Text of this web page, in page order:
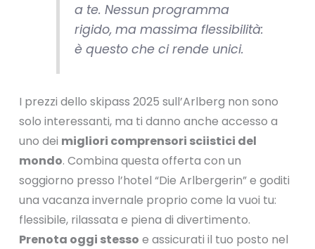
a te. Nessun programma
rigido, ma massima flessibilità:
è questo che ci rende unici.
I prezzi dello skipass 2025 sull’Arlberg non sono
solo interessanti, ma ti danno anche accesso a
uno dei migliori comprensori sciistici del
mondo. Combina questa offerta con un
soggiorno presso l’hotel “Die Arlbergerin” e goditi
una vacanza invernale proprio come la vuoi tu:
flessibile, rilassata e piena di divertimento.
Prenota oggi stesso e assicurati il tuo posto nel